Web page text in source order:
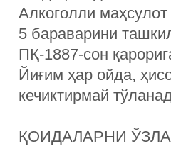
Алкоголли
5 бараварини
ПҚ-1887-сон
Йиғим ҳар ойда,
кечиктирмай
ҚОИДАЛАРНИ